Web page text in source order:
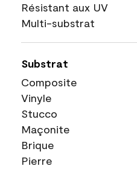
Résistant aux UV
Multi-substrat
Substrat
Composite
Vinyle
Stucco
Maçonite
Brique
Pierre